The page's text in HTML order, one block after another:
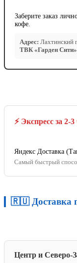
Заберите заказ
кофе.
Адрес: Лахтинский
ТВК «Гарден Сити»
⚡ Экспресс за 2-3
Яндекс Доставка
Самый быстрый
🇷🇺 Доставка
Центр и Северо-